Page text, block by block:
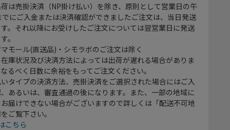
は売掛決済（NP掛け払い）を除き、原則として営業日の午
にご入金または決済確認ができましたご注文は、当日発送
。それ以降にお受けしたご注文については翌営業日に発送
。
モール(直送品)・シモラボのご注文は除く
庫状況及び決済方法によっては出荷が遅れる場合がありま
るべく日数に余裕をもってご注文ください。
タイプの決済方法、売掛決済をご選択された場合にはご入
あるいは、審査通過の後になります。また、一部の地域に
届けできない場合がございますので詳しくは「配送不可地
ご覧下さい。
こちら